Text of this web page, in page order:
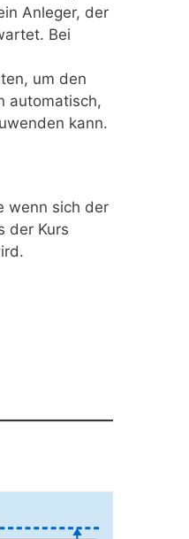
Anleger, der
Bei
um den
automatisch,
kann.
wenn sich der
der Kurs